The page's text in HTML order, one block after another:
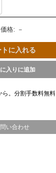
価格: －
ら。分割手数料無料
い合わせ